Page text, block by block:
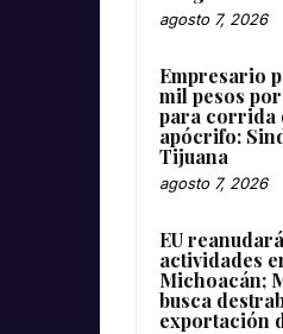
agosto 7, 2026
Empresario
mil pesos
para corrida
apócrifo:
Tijuana
agosto 7, 2026
EU reanudará
actividades
Michoacán;
busca
exportación